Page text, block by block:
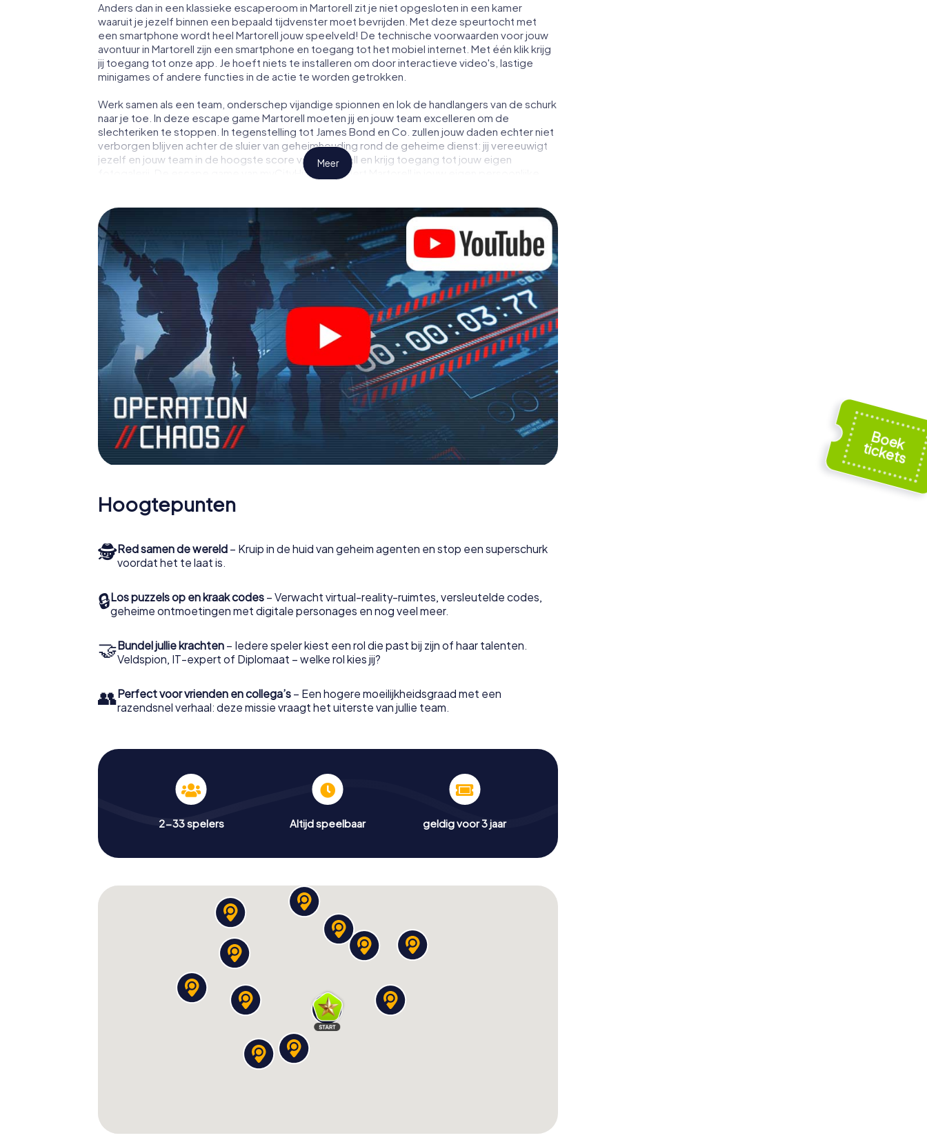
Anders dan in een klassieke escaperoom in Martorell zit je niet opgesloten in een kamer
waaruit je jezelf binnen een bepaald tijdvenster moet bevrijden. Met deze speurtocht met
een smartphone wordt heel Martorell jouw speelveld! De technische voorwaarden voor jouw
avontuur in Martorell zijn een smartphone en toegang tot het mobiel internet. Met één klik krijg
jij toegang tot onze app. Je hoeft niets te installeren om door interactieve video's, lastige
minigames of andere functies in de actie te worden getrokken.
Werk samen als een team, onderschep vijandige spionnen en lok de handlangers van de schurk
naar je toe. In deze escape game Martorell moeten jij en jouw team excelleren om de
slechteriken te stoppen. In tegenstelling tot James Bond en Co. zullen jouw daden echter niet
verborgen blijven achter de sluier van geheimhouding rond de geheime dienst: jij vereeuwigt
jezelf en jouw team in de hoogste score van Martorell en krijg toegang tot jouw eigen
fotogalerij. De escape game van myCityHunt verandert Martorell in jouw eigen persoonlijke
Meer
Hoogtepunten
🕵Red samen de wereld – Kruip in de huid van geheim agenten en stop een superschurk
voordat het te laat is.
🔒Los puzzels op en kraak codes – Verwacht virtual-reality-ruimtes, versleutelde codes,
geheime ontmoetingen met digitale personages en nog veel meer.
🤝Bundel jullie krachten – Iedere speler kiest een rol die past bij zijn of haar talenten.
Veldspion, IT-expert of Diplomaat – welke rol kies jij?
👥Perfect voor vrienden en collega’s – Een hogere moeilijkheidsgraad met een
razendsnel verhaal: deze missie vraagt het uiterste van jullie team.
2-33 spelers Altijd speelbaar geldig voor 3 jaar